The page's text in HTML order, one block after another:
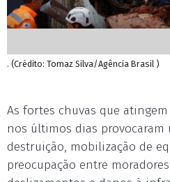
. (Crédito: Tomaz Silva/Agência Brasil )
As fortes chuvas que
nos últimos dias provocaram
destruição, mobilização de
preocupação entre